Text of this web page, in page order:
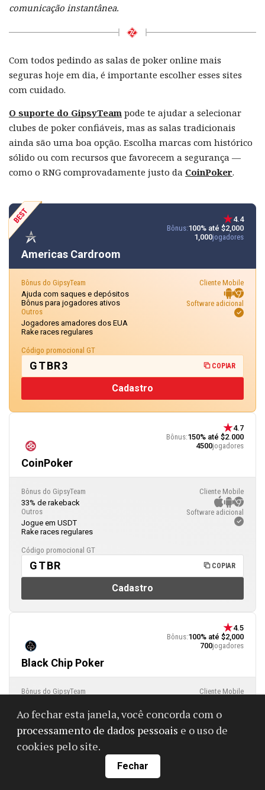
comunicação instantânea.
Com todos pedindo as salas de poker online mais
seguras hoje em dia, é importante escolher esses sites
com cuidado.
O suporte do GipsyTeam pode te ajudar a selecionar
clubes de poker confiáveis, mas as salas tradicionais
ainda são uma boa opção. Escolha marcas com histórico
sólido ou com recursos que favorecem a segurança —
como o RNG comprovadamente justo da CoinPoker.
CoinPoker
4.7
Bônus:150% até $2.000
4500jogadores
Bônus do GipsyTeam
33% de rakeback
Outros
Jogue em USDT
Rake races regulares
Cliente Mobile
Software adicional
Código promocional GT
GTBR COPIAR
Cadastro
Americas Cardroom
4.4
Bônus:100% até $2,000
1,000jogadores
Bônus do GipsyTeam
Ajuda com saques e depósitos
Bônus para jogadores ativos
Outros
Jogadores amadores dos EUA
Rake races regulares
Cliente Mobile
Software adicional
Código promocional GT
GTBR3 COPIAR
Cadastro
Black Chip Poker
4.5
Bônus:100% até $2,000
700jogadores
Bônus do GipsyTeam
Bônus para jogadores ativos
Outros
Jogadores amadores dos EUA
Rake races regulares
Cliente Mobile
Software adicional
Ao fechar esta janela, você concorda com o
processamento de dados pessoais e o uso de
cookies pelo site.
Fechar